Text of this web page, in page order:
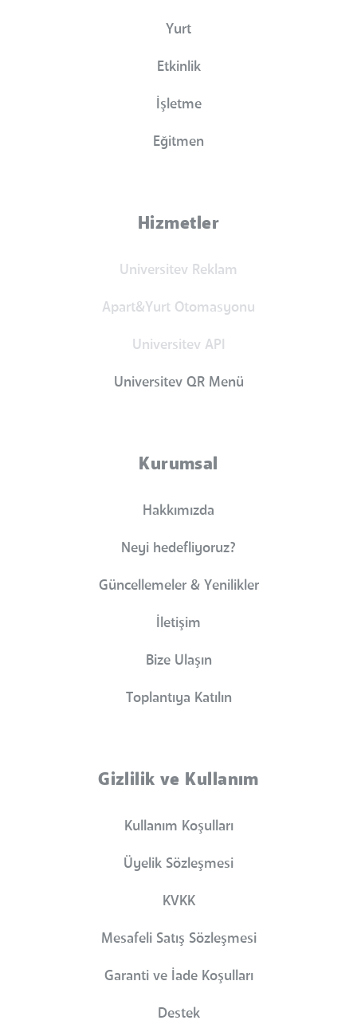
Yurt
Etkinlik
İşletme
Eğitmen
Hizmetler
Universitev Reklam
Apart&Yurt Otomasyonu
Universitev API
Universitev QR Menü
Kurumsal
Hakkımızda
Neyi hedefliyoruz?
Güncellemeler & Yenilikler
İletişim
Bize Ulaşın
Toplantıya Katılın
Gizlilik ve Kullanım
Kullanım Koşulları
Üyelik Sözleşmesi
KVKK
Mesafeli Satış Sözleşmesi
Garanti ve İade Koşulları
Destek